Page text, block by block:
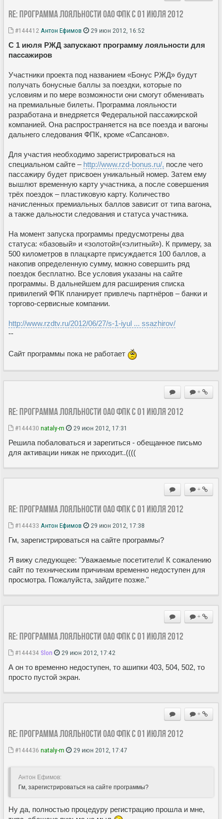
Re: Программа лояльности ОАО ФПК с 01 июля 2012
#144412 Антон Ефимов 29 июн 2012, 16:52
С 1 июля РЖД запускают программу лояльности для
пассажиров
Участники проекта под названием «Бонус РЖД» будут
получать бонусные баллы за поездки, которые по
условиям и по мере возможности они смогут обменивать
на премиальные билеты. Программа лояльности
разработана и внедряется Федеральной пассажирской
компанией. Она распространяется на все поезда и вагоны
дальнего следования ФПК, кроме «Сапсанов».
Для участия необходимо зарегистрироваться на
специальном сайте – http://www.rzd-bonus.ru/, после чего
пассажиру будет присвоен уникальный номер. Затем ему
вышлют временную карту участника, а после совершения
трёх поездок – пластиковую карту. Количество
начисленных премиальных баллов зависит от типа вагона,
а также дальности следования и статуса участника.
На момент запуска программы предусмотрены два
статуса: «базовый» и «золотой»(«элитный»). К примеру, за
500 километров в плацкарте присуждается 100 баллов, а
накопив определенную сумму, можно совершить ряд
поездок бесплатно. Все условия указаны на сайте
программы. В дальнейшем для расширения списка
привилегий ФПК планирует привлечь партнёров – банки и
торгово-сервисные компании.
http://www.rzdtv.ru/2012/06/27/s-1-iyul ... ssazhirov/
--
Сайт программы пока не работает
+
Re: Программа лояльности ОАО ФПК с 01 июля 2012
#144430 nataly-m 29 июн 2012, 17:31
Решила побаловаться и зарегиться - обещанное письмо
для активации никак не приходит..((((
+
Re: Программа лояльности ОАО ФПК с 01 июля 2012
#144433 Антон Ефимов 29 июн 2012, 17:38
Гм, зарегистрироваться на сайте программы?
Я вижу следующее: "Уважаемые посетители! К сожалению
сайт по техническим причинам временно недоступен для
просмотра. Пожалуйста, зайдите позже."
+
Re: Программа лояльности ОАО ФПК с 01 июля 2012
#144434 Slon 29 июн 2012, 17:42
А он то временно недоступен, то ашипки 403, 504, 502, то
просто пустой экран.
+
Re: Программа лояльности ОАО ФПК с 01 июля 2012
#144436 nataly-m 29 июн 2012, 17:47
Антон Ефимов:
Гм, зарегистрироваться на сайте программы?
Ну да, полностью процедуру регистрацию прошла и мне,